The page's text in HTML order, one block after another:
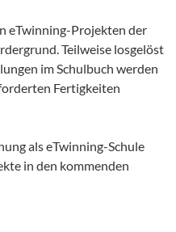
eTwinning-Projekten der
Teilweise losgelöst
im Schulbuch werden
Fertigkeiten
als eTwinning-Schule
in den kommenden